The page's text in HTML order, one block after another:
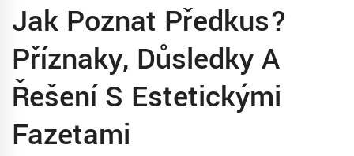
Jak Poznat Předkus?
Příznaky, Důsledky A
Řešení S Estetickými
Fazetami